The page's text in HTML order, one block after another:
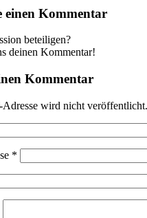
einen Kommentar
beteiligen?
deinen Kommentar!
Kommentar
wird nicht veröffentlicht.
*